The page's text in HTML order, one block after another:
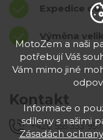
Expedice
Výměna
Kontakt
+420 555 333 957
MotoZem a naši
potřebují Váš
Vám mimo jiné
Informace o
sdíleny s našimi
Zásadách